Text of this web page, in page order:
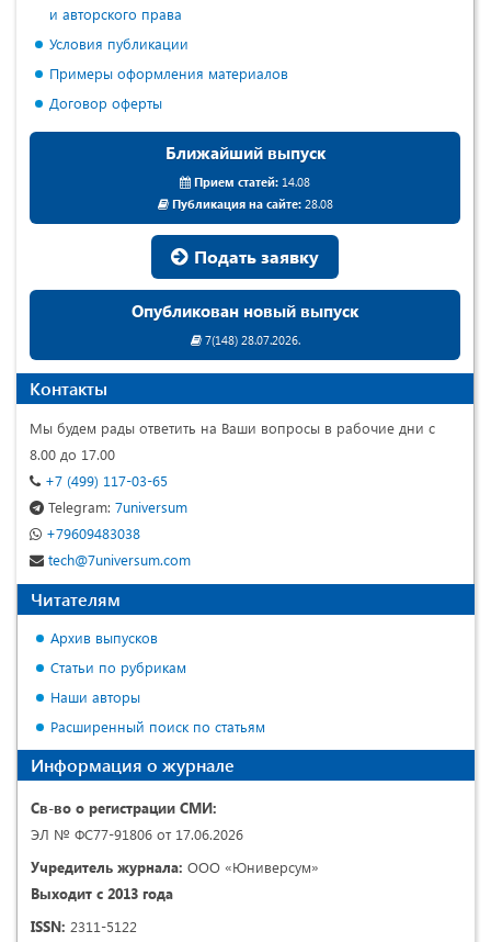
и авторского права
Условия публикации
Примеры оформления материалов
Договор оферты
Ближайший выпуск
Прием статей: 14.08
Публикация на сайте:28.08
Подать заявку
Опубликован новый выпуск
7(148) 28.07.2026.
Контакты
Мы будем рады ответить на Ваши вопросы в рабочие дни с
8.00 до 17.00
+7 (499) 117-03-65
Telegram: 7universum
+79609483038
tech@7universum.com
Читателям
Архив выпусков
Статьи по рубрикам
Наши авторы
Расширенный поиск по статьям
Информация о журнале
Св-во о регистрации СМИ:
ЭЛ № ФС77-91806 от 17.06.2026
Учредитель журнала: ООО «Юниверсум»
Выходит с 2013 года
ISSN: 2311-5122